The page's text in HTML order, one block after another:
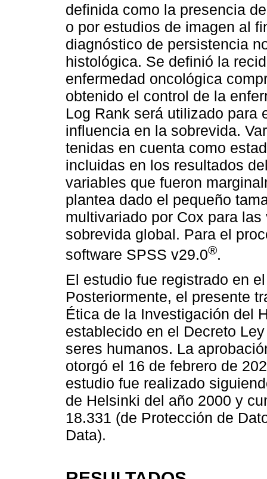
definida como la presencia
o por estudios de imagen al
diagnóstico de persistencia
histológica. Se definió la
enfermedad oncológica
obtenido el control de la
Log Rank será utilizado para
influencia en la sobrevida.
tenidas en cuenta como
incluidas en los resultados
variables que fueron
plantea dado el pequeño
multivariado por Cox para
sobrevida global. Para el
software SPSS v29.0®.
El estudio fue registrado en
Posteriormente, el presente
Ética de la Investigación del
establecido en el Decreto
seres humanos. La
otorgó el 16 de febrero de
estudio fue realizado
de Helsinki del año 2000 y
18.331 (de Protección de
Data).